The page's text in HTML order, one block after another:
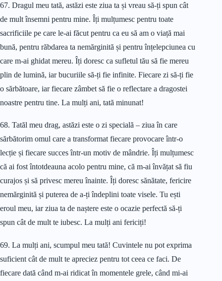
67. Dragul meu tată, astăzi este ziua ta și vreau să-ți spun cât
de mult însemni pentru mine. Îți mulțumesc pentru toate
sacrificiile pe care le-ai făcut pentru ca eu să am o viață mai
bună, pentru răbdarea ta nemărginită și pentru înțelepciunea cu
care m-ai ghidat mereu. Îți doresc ca sufletul tău să fie mereu
plin de lumină, iar bucuriile să-ți fie infinite. Fiecare zi să-ți fie
o sărbătoare, iar fiecare zâmbet să fie o reflectare a dragostei
noastre pentru tine. La mulți ani, tată minunat!
68. Tatăl meu drag, astăzi este o zi specială – ziua în care
sărbătorim omul care a transformat fiecare provocare într-o
lecție și fiecare succes într-un motiv de mândrie. Îți mulțumesc
că ai fost întotdeauna acolo pentru mine, că m-ai învățat să fiu
curajos și să privesc mereu înainte. Îți doresc sănătate, fericire
nemărginită și puterea de a-ți îndeplini toate visele. Tu ești
eroul meu, iar ziua ta de naștere este o ocazie perfectă să-ți
spun cât de mult te iubesc. La mulți ani fericiți!
69. La mulți ani, scumpul meu tată! Cuvintele nu pot exprima
suficient cât de mult te apreciez pentru tot ceea ce faci. De
fiecare dată când m-ai ridicat în momentele grele, când mi-ai